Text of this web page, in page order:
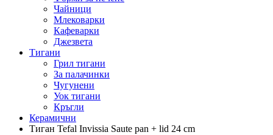
Чайници
Млековарки
Кафеварки
Джезвета
Тигани
Грил тигани
За палачинки
Чугунени
Уок тигани
Кръгли
Керамични
Тиган Tefal Invissia Saute pan + lid 24 cm